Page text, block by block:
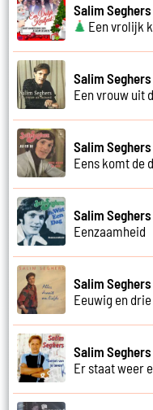
Salim
Een vrolijk
Salim Seghers
Een vrouw uit
Salim Seghers
Eens komt de
Salim Seghers
Eenzaamheid
Salim Seghers
Eeuwig en
Salim Seghers
Er staat weer